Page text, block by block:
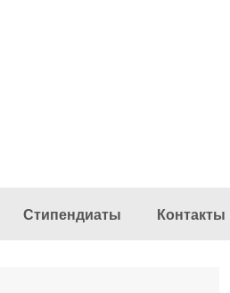
Стипендиаты Контакты